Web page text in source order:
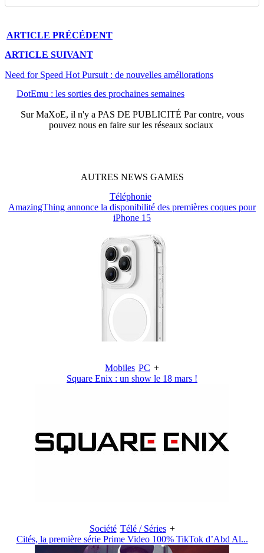
ARTICLE PRÉCÉDENT
ARTICLE SUIVANT
Need for Speed Hot Pursuit : de nouvelles améliorations
DotEmu : les sorties des prochaines semaines
SurMaXoE, il n'y a PAS DE PUBLICITÉ Par contre, vous
pouvez nous en faire sur les réseaux sociaux
AUTRES NEWS GAMES
Téléphonie
AmazingThing annonce la disponibilité des premières coques pour
iPhone 15
Mobiles PC +
Square Enix : un show le 18 mars !
Société Télé / Séries +
Cités, la première série Prime Video 100% TikTok d’Abd Al...